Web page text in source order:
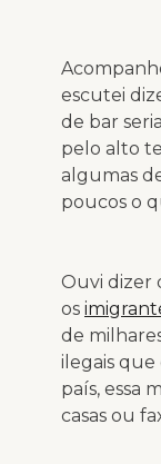
escutei
de bar
pelo alto
algumas
poucos o
Ouvi dizer
os
de
ilegais que
país, essa
casas ou